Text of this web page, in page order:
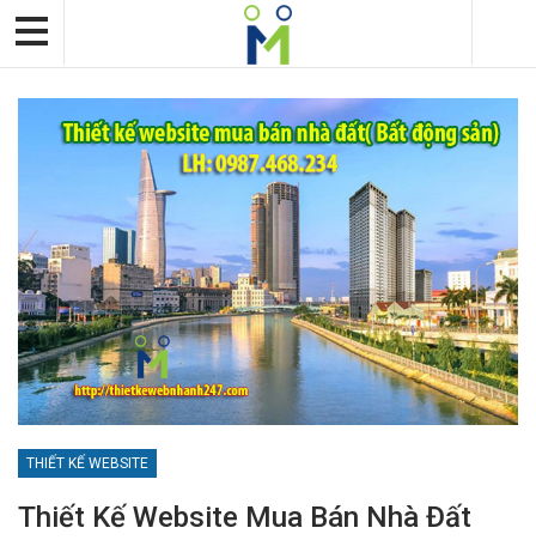
THIẾT KẾ WEBSITE
Thiết Kế Website Mua Bán Nhà Đất